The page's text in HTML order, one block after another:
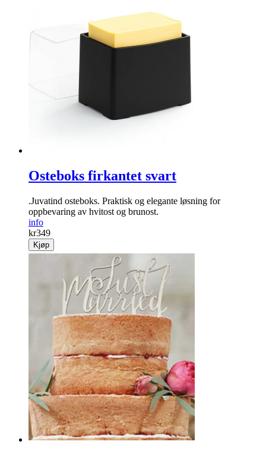
Osteboks firkantet svart
.Juvatind osteboks. Praktisk og elegante løsning for
oppbevaring av hvitost og brunost.
info
kr349
Kjøp